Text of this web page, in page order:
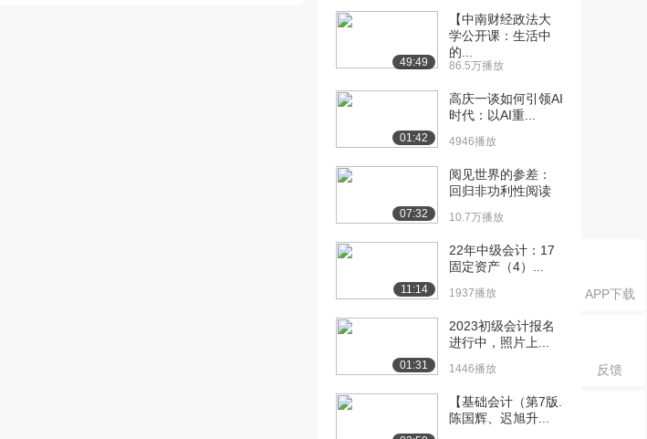
APP下载
反馈
[16] 单式簿记发展简说
1312播放
15:09
[17] 单式簿记发展简说
待播放
[18] 单式簿记发展简说
15:10
[19] 世界复式簿记史
18:13
[20] 世界复式簿记史
18:27
[21] 世界复式簿记史
（下）
18:17
49:49
【中南财经政法大
学公开课：生活中
的...
86.5万播放
01:42
高庆一谈如何引领AI
时代：以AI重...
4946播放
07:32
阅见世界的参差：
回归非功利性阅读
10.7万播放
11:14
22年中级会计：17
固定资产（4）...
1937播放
01:31
2023初级会计报名
进行中，照片上...
1446播放
【基础会计（第7版.
陈国辉、迟旭升...